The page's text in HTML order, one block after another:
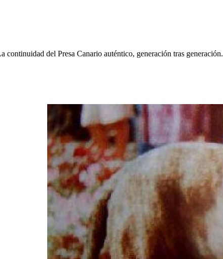
del Presa Canario auténtico, generación tras generación.